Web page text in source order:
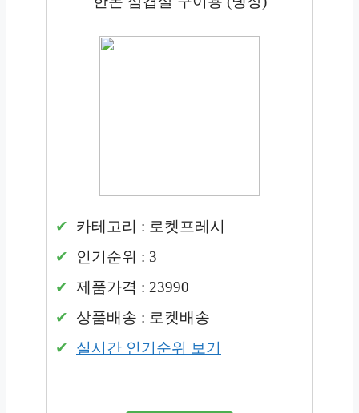
카테고리 : 로켓프레시
인기순위 : 3
제품가격 : 23990
상품배송 : 로켓배송
실시간 인기순위 보기